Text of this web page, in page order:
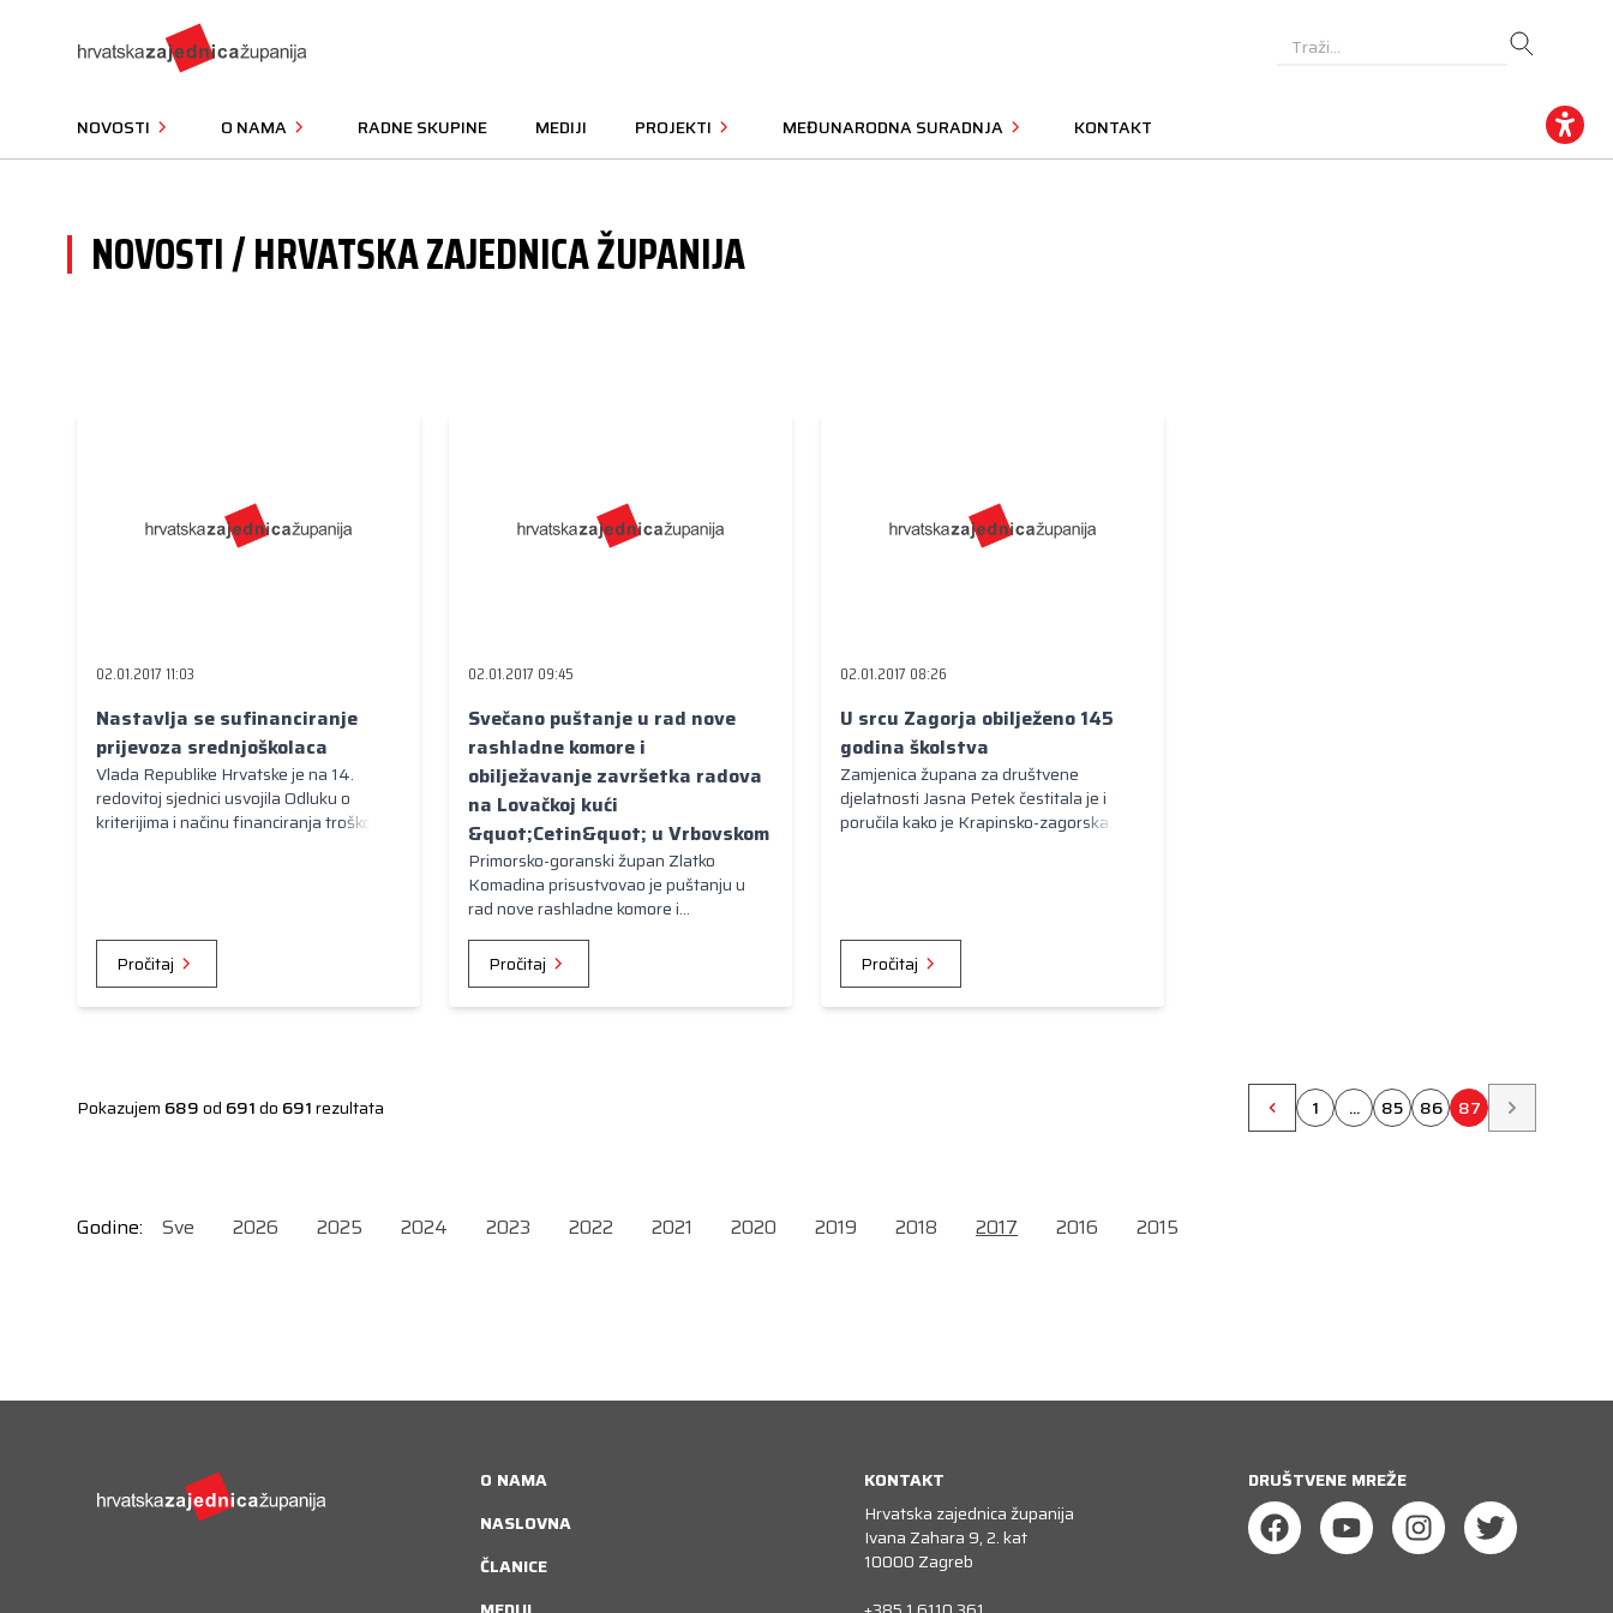
NOVOSTI O NAMA RADNE SKUPINE MEDIJI PROJEKTI MEĐUNARODNA SURADNJA KONTAKT
NOVOSTI / HRVATSKA ZAJEDNICA ŽUPANIJA
02.01.2017 11:03
Nastavlja se sufinanciranje
prijevoza srednjoškolaca
Vlada Republike Hrvatske je na 14.
redovitoj sjednici usvojila Odluku o
kriterijima i načinu financiranja troškova
Pročitaj
02.01.2017 09:45
Svečano puštanje u rad nove
rashladne komore i
obilježavanje završetka radova
na Lovačkoj kući
&quot;Cetin&quot; u Vrbovskom
Primorsko-goranski župan Zlatko
Komadina prisustvovao je puštanju u
rad nove rashladne komore i
Lovačkoj kući &quot;Cetin&quot; u
Vrbovskom.
Pročitaj
02.01.2017 08:26
U srcu Zagorja obilježeno 145
godina školstva
Zamjenica župana za društvene
djelatnosti Jasna Petek čestitala je i
poručila kako je Krapinsko-zagorska
Pročitaj
Pokazujem 689od 691do 691rezultata 1 ... 85 86 87
Godine: Sve 2026 2025 2024 2023 2022 2021 2020 2019 2018 2017 2016 2015
O NAMA
NASLOVNA
ČLANICE
KONTAKT
Hrvatska zajednica županija
Ivana Zahara 9, 2. kat
10000 Zagreb
DRUŠTVENE MREŽE